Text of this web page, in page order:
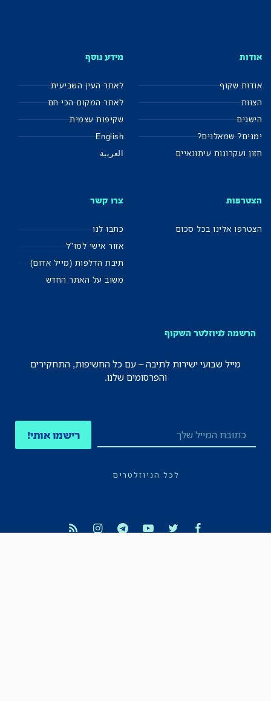
אודות
אודות שקוף
הצוות
הישגים
ימנים? שמאלנים?
חזון ועקרונות עיתונאיים
מידע נוסף
לאתר העין השביעית
לאתר המקום הכי חם
שקיפות עצמית
English
العربية
הצטרפות
הצטרפו אלינו בכל סכום
צרו קשר
כתבו לנו
אזור אישי למו"ל
תיבת הדלפות (מייל אדום)
משוב על האתר החדש
הרשמה לניוזלטר השקוף
מייל שבועי ישירות לתיבה – עם כל החשיפות, התחקירים
והפרסומים שלנו.
רישמו אותי!
לכל הניוזלטרים